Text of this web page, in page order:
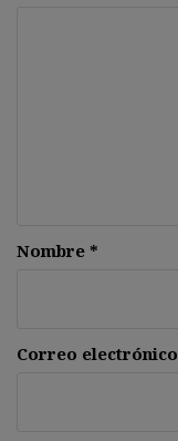
Nombre *
Correo electrónico